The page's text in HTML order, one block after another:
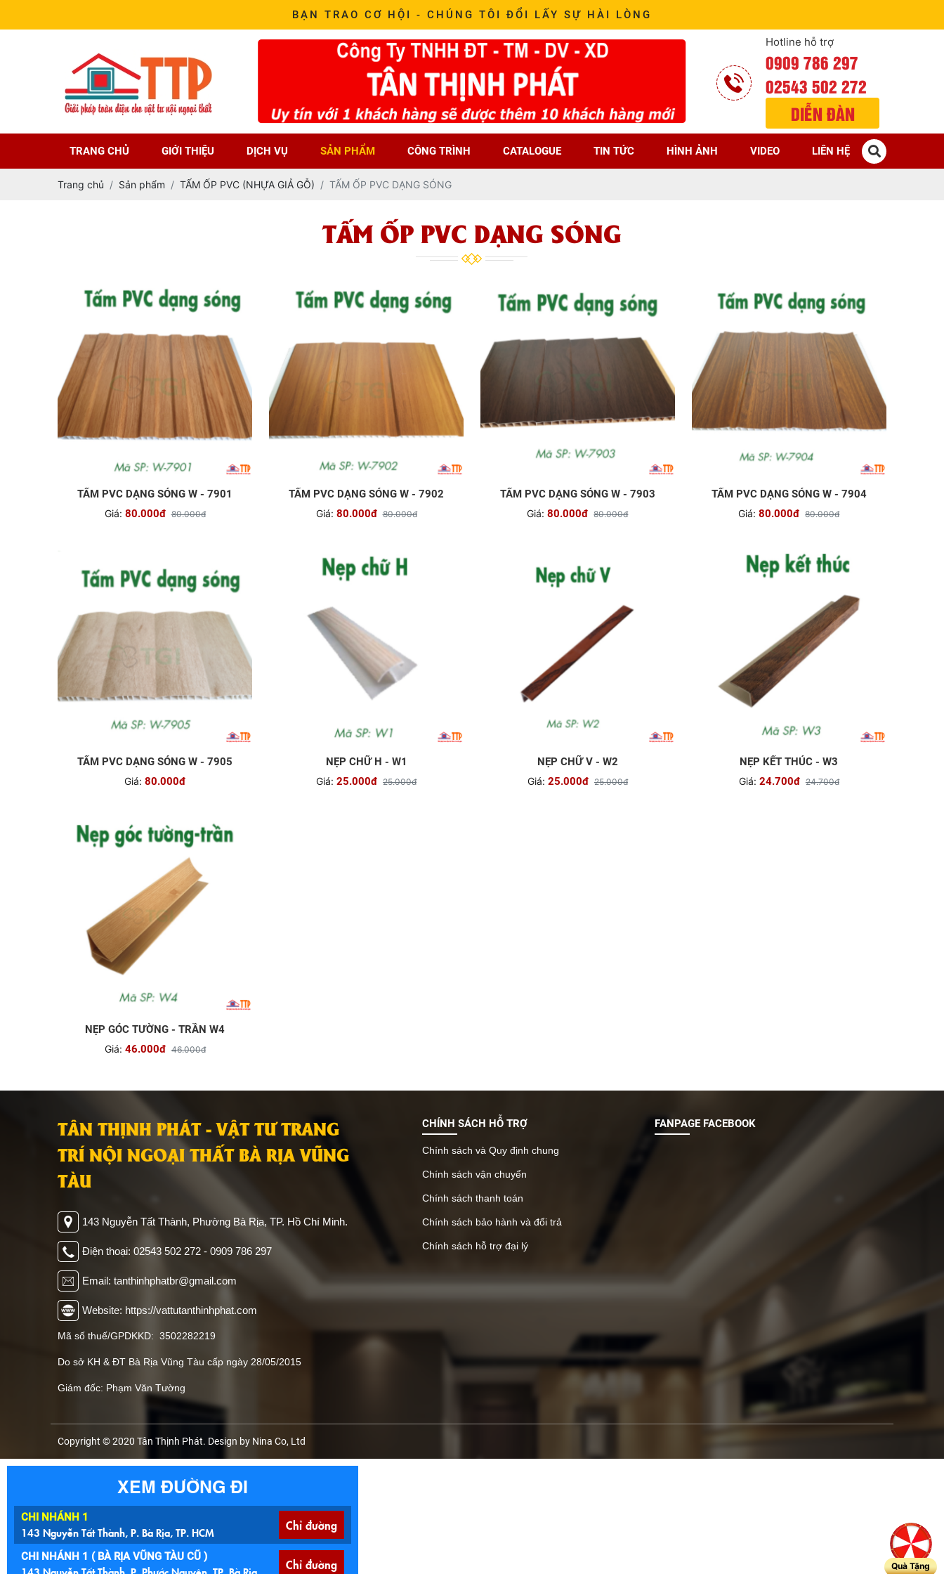
BẠN TRAO CƠ HỘI - CHÚNG TÔI ĐỔI LẤY SỰ HÀI LÒNG
Hotline hỗ trợ
0909 786 297
02543 502 272
DIỄN ĐÀN
TRANG CHỦ GIỚI THIỆU DỊCH VỤ SẢN PHẨM CÔNG TRÌNH CATALOGUE TIN TỨC HÌNH ẢNH VIDEO LIÊN HỆ
Trang chủ Sản phẩm TẤM ỐP PVC (NHỰA GIẢ GỖ) TẤM ỐP PVC DẠNG SÓNG
TẤM ỐP PVC DẠNG SÓNG
TẤM PVC DẠNG SÓNG W - 7901
Giá: 80.000đ 80.000đ
TẤM PVC DẠNG SÓNG W - 7902
Giá: 80.000đ 80.000đ
TẤM PVC DẠNG SÓNG W - 7903
Giá: 80.000đ 80.000đ
TẤM PVC DẠNG SÓNG W - 7904
Giá: 80.000đ 80.000đ
TẤM PVC DẠNG SÓNG W - 7905
Giá: 80.000đ
NẸP CHỮ H - W1
Giá: 25.000đ 25.000đ
NẸP CHỮ V - W2
Giá: 25.000đ 25.000đ
NẸP KẾT THÚC - W3
Giá: 24.700đ 24.700đ
NẸP GÓC TƯỜNG - TRẦN W4
Giá: 46.000đ 46.000đ
TÂN THỊNH PHÁT - VẬT TƯ TRANG
TRÍ NỘI NGOẠI THẤT BÀ RỊA VŨNG
TÀU
143 Nguyễn Tất Thành, Phường Bà Rịa, TP. Hồ Chí Minh.
Điện thoại: 02543 502 272 - 0909 786 297
Email: tanthinhphatbr@gmail.com
Website: https://vattutanthinhphat.com
Mã số thuế/GPDKKD: 3502282219
Do sở KH & ĐT Bà Rịa Vũng Tàu cấp ngày 28/05/2015
Giám đốc: Phạm Văn Tường
CHÍNH SÁCH HỖ TRỢ
Chính sách và Quy định chung
Chính sách vận chuyển
Chính sách thanh toán
Chính sách bảo hành và đổi trả
Chính sách hỗ trợ đại lý
FANPAGE FACEBOOK
Copyright © 2020 Tân Thịnh Phát. Design by Nina Co, Ltd
XEM ĐƯỜNG ĐI
CHI NHÁNH 1
143 Nguyễn Tất Thành, P. Bà Rịa, TP. HCM Chỉ đường
CHI NHÁNH 1 ( BÀ RỊA VŨNG TÀU CŨ ) Chỉ đường Quà Tặng